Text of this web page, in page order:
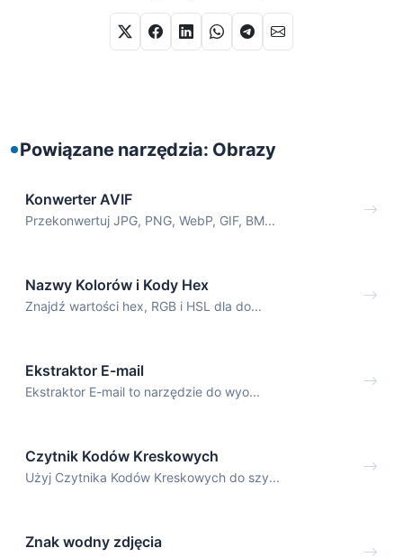
Powiązane narzędzia: Obrazy
Konwerter AVIF
Przekonwertuj JPG, PNG, WebP, GIF, BM...
Nazwy Kolorów i Kody Hex
Znajdź wartości hex, RGB i HSL dla do...
Ekstraktor E-mail
Ekstraktor E-mail to narzędzie do wyo...
Czytnik Kodów Kreskowych
Użyj Czytnika Kodów Kreskowych do szy...
Znak wodny zdjęcia